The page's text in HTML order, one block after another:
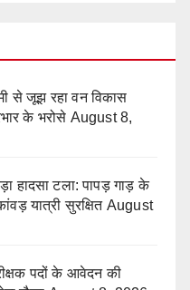
से जूझ रहा वन विकास
के भरोसे August 8,
हादसा टला: पापड़ गाड़ के
यात्री सुरक्षित August
पदों के आवेदन की